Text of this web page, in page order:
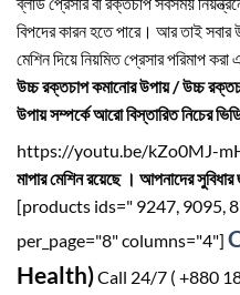
বিপদের কারন হতে পারে। আর তাই সবার
মেশিন দিয়ে নিয়মিত প্রেসার পরিমাপ করা
উচ্চ রক্তচাপ কমানোর উপায় / উচ্চ
উপায় সম্পর্কে আরো বিস্তারিত নিচের
https://youtu.be/kZo0MJ-
মাপার মেশিন রয়েছে । আপনাদের
[products ids=" 9247, 9095,
per_page="8" columns="4"]
Health)Call 24/7 ( +880